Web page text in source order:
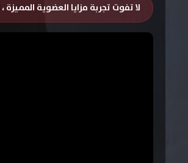
لا تفوت تجربة مزايا العضوية المميزة